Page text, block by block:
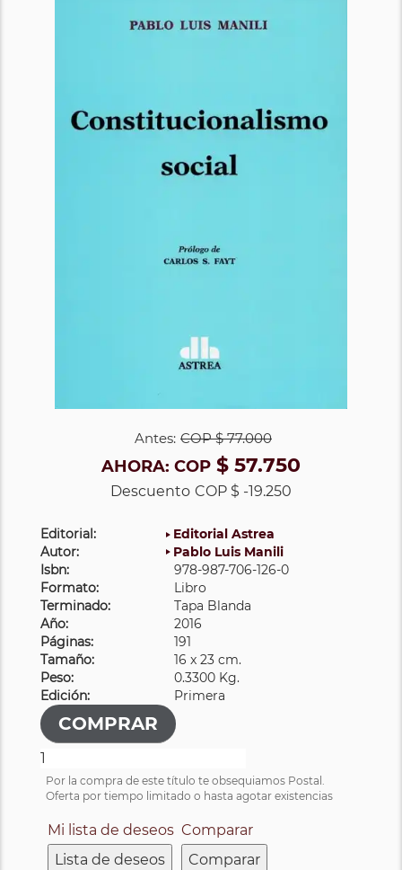
Antes: COP$ 77.000
AHORA: COP $ 57.750
Descuento COP $ -19.250
Editorial:
Editorial Astrea
Autor:
Pablo Luis Manili
Isbn:
978-987-706-126-0
Formato:
Libro
Terminado:
Tapa Blanda
Año:
2016
Páginas:
191
Tamaño:
16 x 23 cm.
Peso:
0.3300 Kg.
Edición:
Primera
Por la compra de este título te obsequiamos Postal.
Oferta por tiempo limitado o hasta agotar existencias
Mi lista de deseos
Lista de deseos
Comparar
Comparar